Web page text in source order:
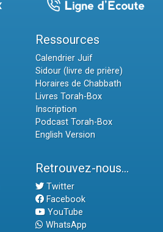
Ressources
Calendrier Juif
Sidour (livre de prière)
Horaires de Chabbath
Livres Torah-Box
Inscription
Podcast Torah-Box
English Version
Retrouvez-nous...
Twitter
Facebook
YouTube
WhatsApp